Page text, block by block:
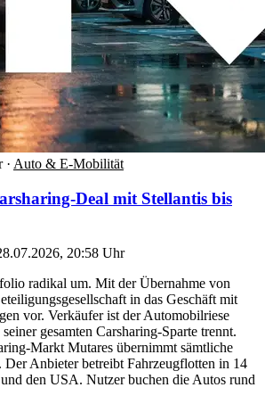
· Auto & E-Mobilität
Deal mit Stellantis bis
20:58 Uhr
radikal um. Mit der Übernahme von
in das Geschäft mit
vor. Verkäufer ist der Automobilriese
gesamten Carsharing-Sparte trennt.
Markt Mutares übernimmt sämtliche
Der Anbieter betreibt Fahrzeugflotten in 14
den USA. Nutzer buchen die Autos rund